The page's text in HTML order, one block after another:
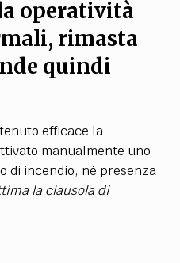
operatività
rimasta
quindi
efficace la
manualmente uno
di incendio, né presenza
la clausola di